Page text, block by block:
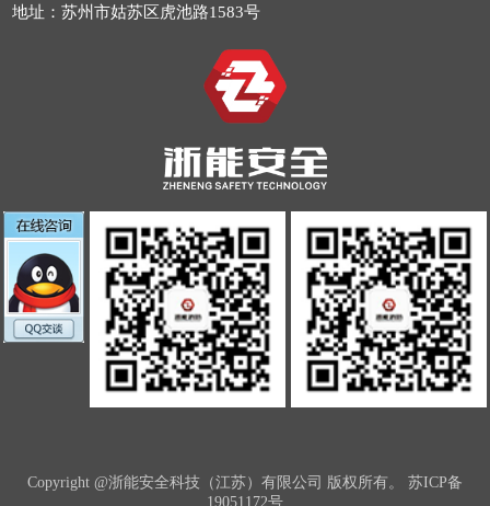
地址：苏州市姑苏区虎池路1583号
Copyright @浙能安全科技（江苏）有限公司 版权所有。 苏ICP备
19051172号